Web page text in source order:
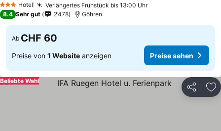
3 SterneHotel Verlängertes Frühstück bis 13:00 Uhr
8.4 Sehr gut 2’478 Göhren
Ab CHF 60
Preise von 1 Website anzeigen Preise sehen
Teilen
Beliebte Wahl